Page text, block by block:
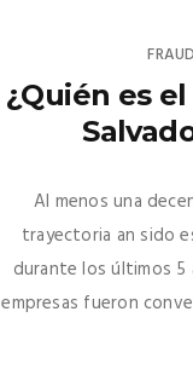
¿Quién es
Al menos una
trayectoria an sido
durante los últimos
empresas fueron